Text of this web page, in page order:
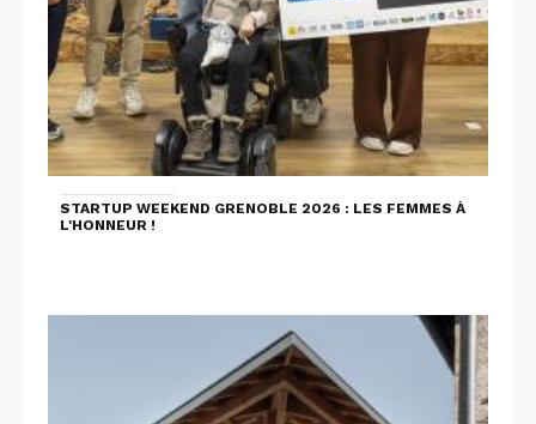
STARTUP WEEKEND GRENOBLE 2026 : LES FEMMES À
L'HONNEUR !